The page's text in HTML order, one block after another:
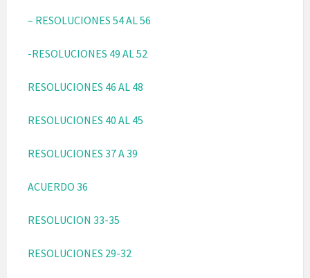
– RESOLUCIONES 54 AL 56
-RESOLUCIONES 49 AL 52
RESOLUCIONES 46 AL 48
RESOLUCIONES 40 AL 45
RESOLUCIONES 37 A 39
ACUERDO 36
RESOLUCION 33-35
RESOLUCIONES 29-32